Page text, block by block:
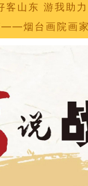
客山东 游我助
烟台画院画